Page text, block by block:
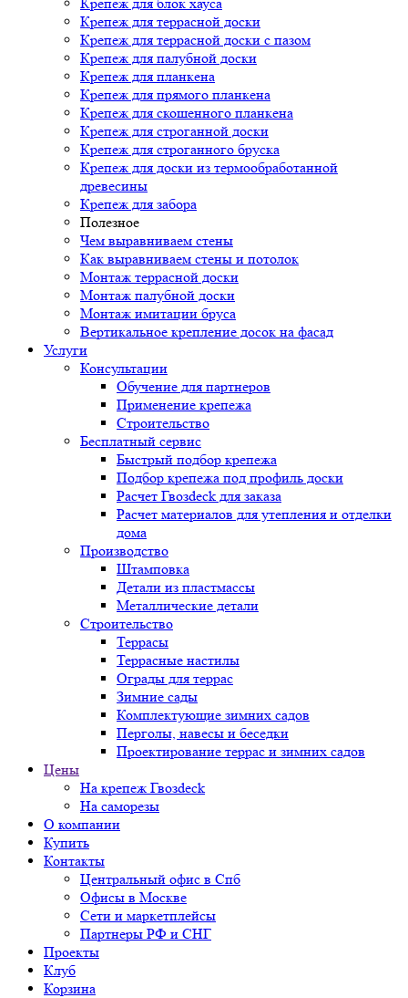
Крепеж для террасной доски
Крепеж для террасной доски с пазом
Крепеж для палубной доски
Крепеж для планкена
Крепеж для прямого планкена
Крепеж для скошенного планкена
Крепеж для строганной доски
Крепеж для строганного бруска
Крепеж для доски из термообработанной
древесины
Крепеж для забора
Полезное
Чем выравниваем стены
Как выравниваем стены и потолок
Монтаж террасной доски
Монтаж палубной доски
Монтаж имитации бруса
Вертикальное крепление досок на фасад
Услуги
Консультации
Обучение для партнеров
Применение крепежа
Строительство
Бесплатный сервис
Быстрый подбор крепежа
Подбор крепежа под профиль доски
Расчет Гвозdeck для заказа
Расчет материалов для утепления и отделки
дома
Производство
Штамповка
Детали из пластмассы
Металлические детали
Строительство
Террасы
Террасные настилы
Ограды для террас
Зимние сады
Комплектующие зимних садов
Перголы, навесы и беседки
Проектирование террас и зимних садов
Цены
На крепеж Гвозdeck
На саморезы
О компании
Купить
Контакты
Центральный офис в Спб
Офисы в Москве
Сети и маркетплейсы
Партнеры РФ и СНГ
Проекты
Клуб
Корзина